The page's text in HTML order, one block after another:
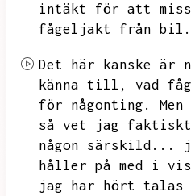
intäkt för att
fågeljakt från bil.
Det här kanske är
känna till,
vad
för någonting.
så vet jag
någon särskild...
håller på med i
jag har hört talas